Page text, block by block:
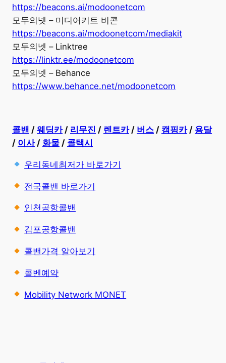
https://beacons.ai/modoonetcom
모두의넷 – 미디어키트 비콘
https://beacons.ai/modoonetcom/mediakit
모두의넷 – Linktree
https://linktr.ee/modoonetcom
모두의넷 – Behance
https://www.behance.net/modoonetcom
콜밴 / 웨딩카/ 리무진 / 렌트카/ 버스 / 캠핑카/ 용달
/ 이사/ 화물 / 콜택시
우리동네최저가 바로가기
전국콜밴 바로가기
인천공항콜밴
김포공항콜밴
콜밴가격 알아보기
콜벤예약
Mobility Network MONET